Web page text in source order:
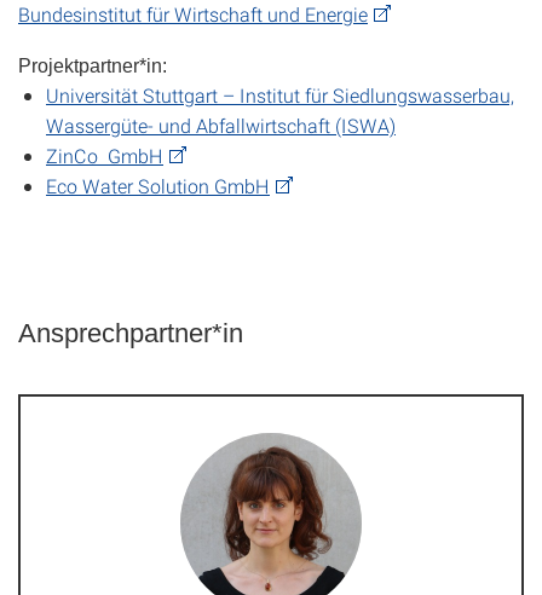
Bundesinstitut für Wirtschaft und Energie
Projektpartner*in:
Universität Stuttgart – Institut für Siedlungswasserbau,
Wassergüte- und Abfallwirtschaft (ISWA)
ZinCo GmbH
Eco Water Solution GmbH
Ansprechpartner*in